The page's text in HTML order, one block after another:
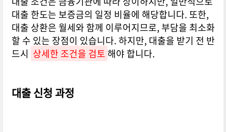
대출 한도는 보증금의 일정 비율에 해당합니다. 또한,
대출 상환은 월세와 함께 이루어지므로, 부담을 최소화
할 수 있는 장점이 있습니다. 하지만, 대출을 받기 전 반
드시 상세한 조건을 검토 해야 합니다.
대출 신청 과정